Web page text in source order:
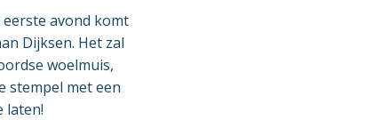
avond komt
Dijksen. Het zal
woelmuis,
stempel met een
laten!